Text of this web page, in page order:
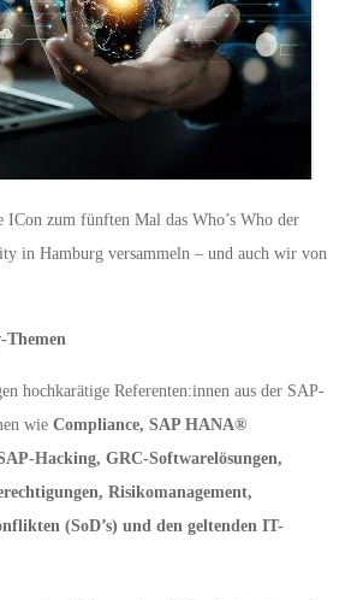
zum fünften Mal das Who’s Who der
in Hamburg versammeln – und auch wir von
Themen
hochkarätige Referenten:innen aus der SAP-
wie Compliance, SAP HANA®
Hacking, GRC-Softwarelösungen,
Risikomanagement,
(SoD’s) und den geltenden IT-